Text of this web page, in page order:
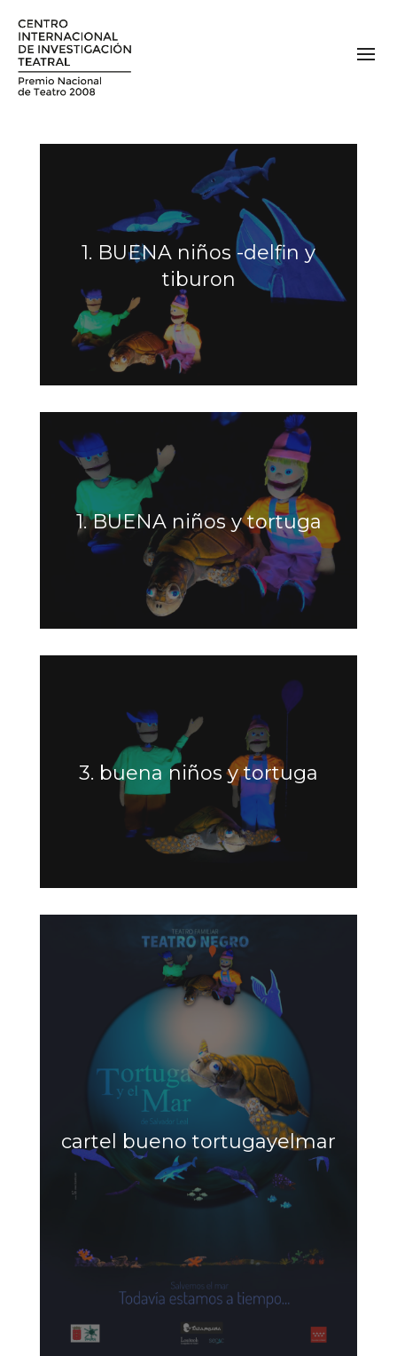
1. BUENA niños -delfin y
tiburon
1. BUENA niños y tortuga
3. buena niños y tortuga
cartel bueno tortugayelmar